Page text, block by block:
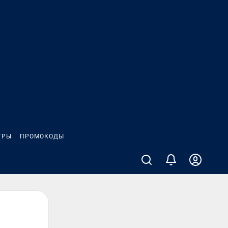
ПРОМОКОДЫ